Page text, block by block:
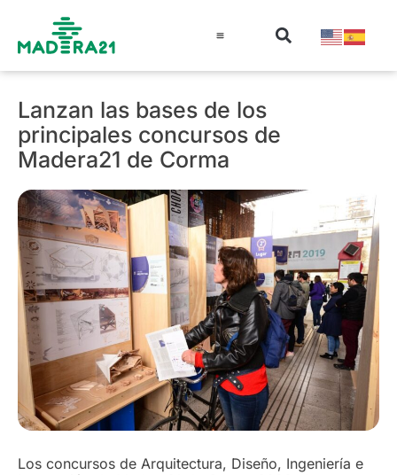
Lanzan las bases de los
principales concursos de
Madera21 de Corma
Los concursos de Arquitectura, Diseño, Ingeniería e